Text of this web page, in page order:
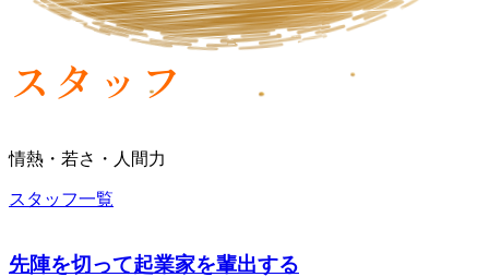
スタッフ
情熱・若さ・人間力
スタッフ一覧
先陣を切って起業家を輩出する